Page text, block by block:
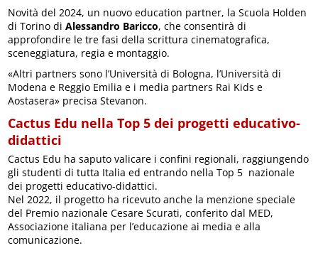
Novità del 2024, un nuovo education partner, la Scuola Holden
di Torino diAlessandro Baricco, che consentirà di
approfondire le tre fasi della scrittura cinematografica,
sceneggiatura, regia e montaggio.
«Altri partners sono l’Università di Bologna, l’Università di
Modena e Reggio Emilia e i media partners Rai Kids e
Aostasera» precisa Stevanon.
Cactus Edu nella Top 5 dei progetti educativo-
didattici
Cactus Edu ha saputo valicare i confini regionali, raggiungendo
gli studenti di tutta Italia ed entrando nella Top 5 nazionale
dei progetti educativo-didattici.
Nel 2022, il progetto ha ricevuto anche la menzione speciale
del Premio nazionale Cesare Scurati, conferito dal MED,
Associazione italiana per l’educazione ai media e alla
comunicazione.